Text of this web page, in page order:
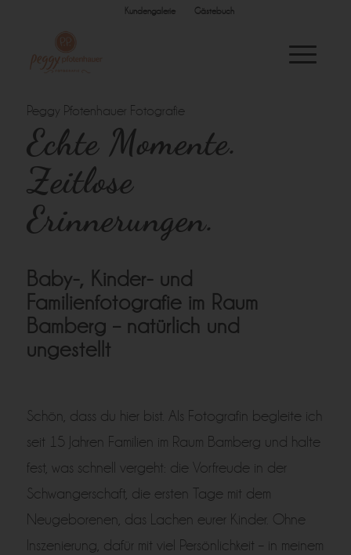
Kundengalerie Gästebuch
Peggy Pfotenhauer Fotografie
Echte Momente.
Zeitlose
Erinnerungen.
Baby-, Kinder- und
Familienfotografie im Raum
Bamberg – natürlich und
ungestellt
Schön, dass du hier bist. Als Fotografin begleite ich
seit 15 Jahren Familien im Raum Bamberg und halte
fest, was schnell vergeht: die Vorfreude in der
Schwangerschaft, die ersten Tage mit dem
Neugeborenen, das Lachen eurer Kinder. Ohne
Inszenierung, dafür mit viel Persönlichkeit – in meinem